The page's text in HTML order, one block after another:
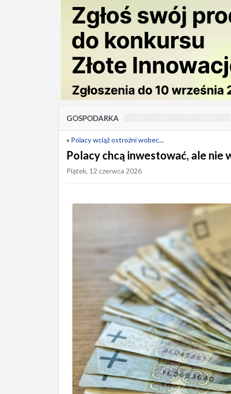
GOSPODARKA
« Polacy wciąż ostrożni wobec...
Polacy chcą inwestować, ale nie
Piątek, 12 czerwca 2026